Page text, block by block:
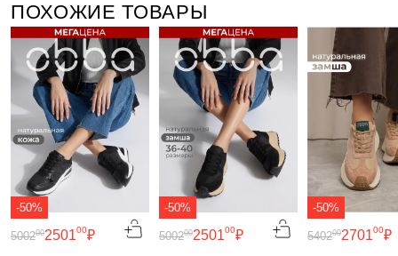
ПОХОЖИЕ ТОВАРЫ
-50%
250100₽
500200
-50%
250100₽
500200
-50%
270100₽
540200